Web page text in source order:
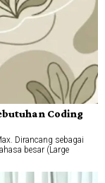
Coding
Dirancang sebagai
besar (Large